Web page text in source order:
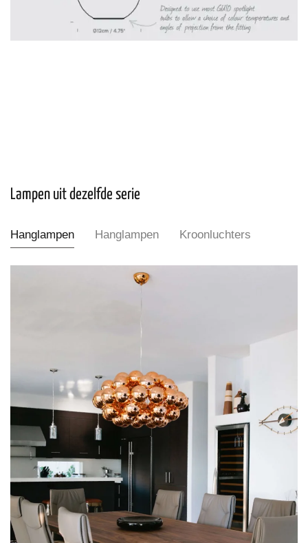
Lampen uit dezelfde serie
Hanglampen Hanglampen Kroonluchters